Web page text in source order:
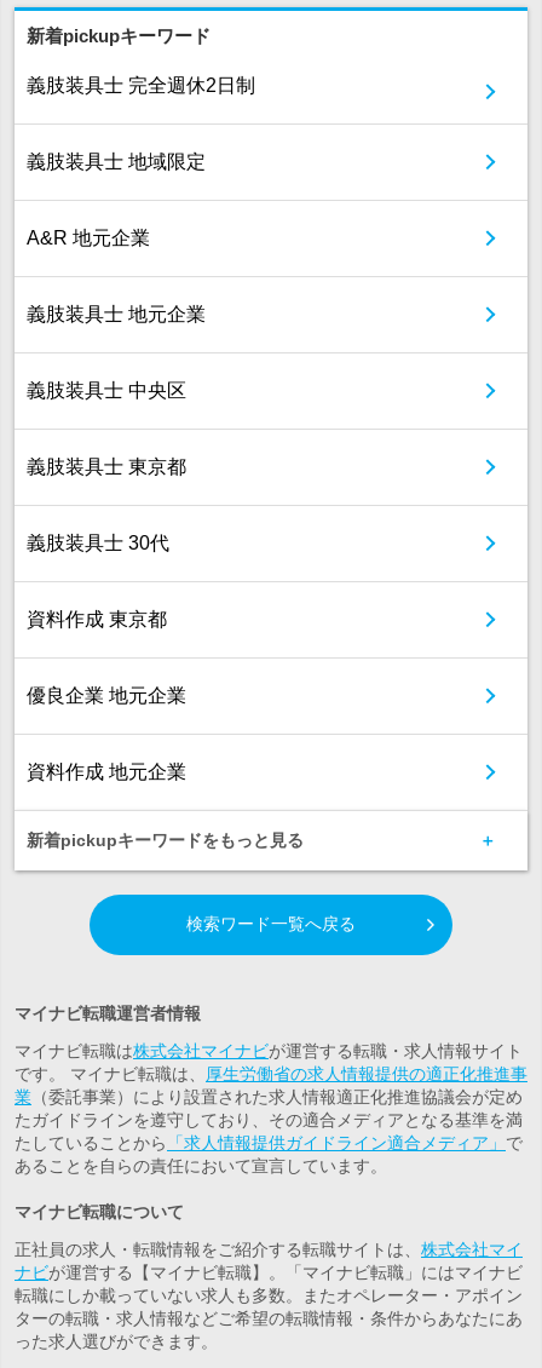
新着pickupキーワード
義肢装具士 完全週休2日制
義肢装具士 地域限定
A&R 地元企業
義肢装具士 地元企業
義肢装具士 中央区
義肢装具士 東京都
義肢装具士 30代
資料作成 東京都
優良企業 地元企業
資料作成 地元企業
新着pickupキーワードをもっと見る
検索ワード一覧へ戻る
マイナビ転職運営者情報
マイナビ転職は株式会社マイナビが運営する転職・求人情報サイト
です。 マイナビ転職は、
厚生労働省の求人情報提供の適正化推進事
業 （委託事業）により設置された求人情報適正化推進協議会が定め
たガイドラインを遵守しており、その適合メディアとなる基準を満
たしていることから
「求人情報提供ガイドライン適合メディア」 で
あることを自らの責任において宣言しています。
マイナビ転職について
正社員の求人・転職情報をご紹介する転職サイトは、 株式会社マイ
ナビが運営する【マイナビ転職】。「マイナビ転職」にはマイナビ
転職にしか載っていない求人も多数。またオペレーター・アポイン
ターの転職・求人情報などご希望の転職情報・条件からあなたにあ
った求人選びができます。